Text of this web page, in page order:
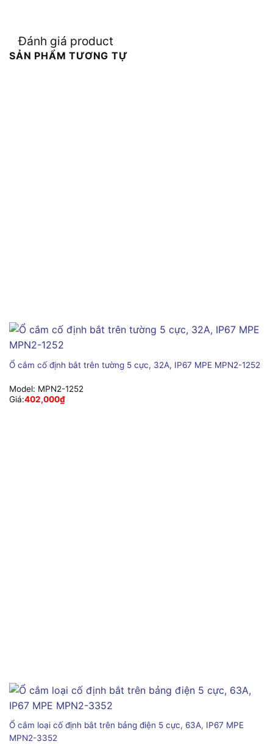
Đánh giá product
SẢN PHẨM TƯƠNG TỰ
Ổ cắm cố định bắt trên tường 5 cực, 32A, IP67 MPE MPN2-1252
Model: MPN2-1252
Giá:402,000₫
Ổ cắm loại cố định bắt trên bảng điện 5 cực, 63A, IP67 MPE
MPN2-3352